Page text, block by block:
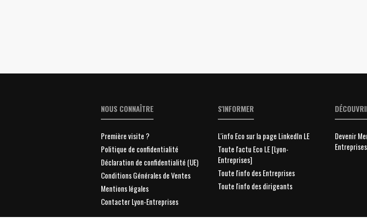
NOUS CONNAÎTRE
Première visite ?
Politique de confidentialité
Déclaration de confidentialité (UE)
Conditions Générales de Ventes
Mentions légales
Contacter Lyon-Entreprises
S'INFORMER
L'info Eco sur la page LinkedIn LE
Toute l'actu Eco LE [Lyon-
Entreprises]
Toute l'info des Entreprises
Toute l'info des dirigeants
Devenir